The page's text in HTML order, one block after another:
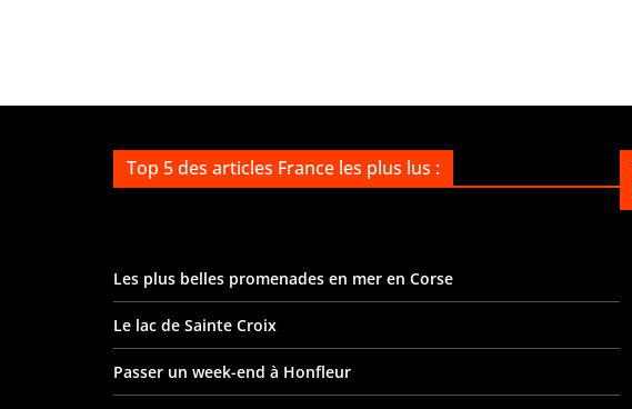
Top 5 des articles France les plus lus :
Les plus belles promenades en mer en Corse
Le lac de Sainte Croix
Passer un week-end à Honfleur